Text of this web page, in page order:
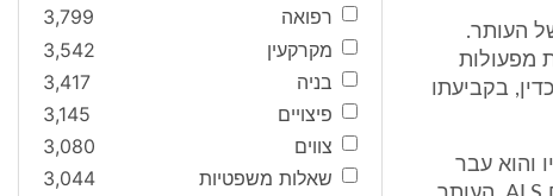
העותר.
להכיר במלוא נכותו (100%) כנובעת מפעולות
בקביעתו
שברים ברגליו והוא עבר
רפואה
3,799
מקרקעין
3,542
בניה
3,417
פיצויים
3,145
צווים
3,080
שאלות משפטיות
3,044